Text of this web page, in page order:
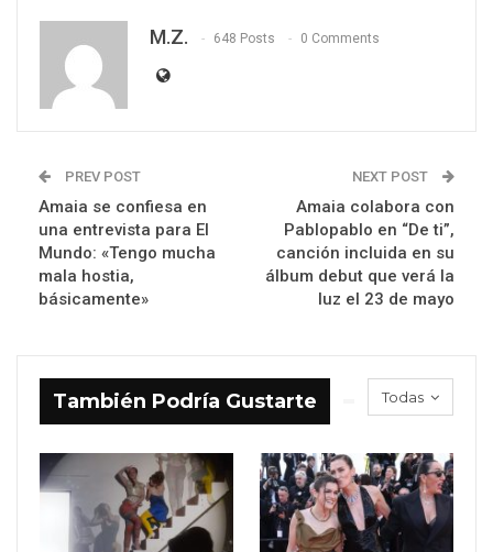
M.Z. 648 Posts 0 Comments
PREV POST
Amaia se confiesa en
una entrevista para El
Mundo: «Tengo mucha
mala hostia,
básicamente»
NEXT POST
Amaia colabora con
Pablopablo en “De ti”,
canción incluida en su
álbum debut que verá la
luz el 23 de mayo
Todas
También Podría Gustarte